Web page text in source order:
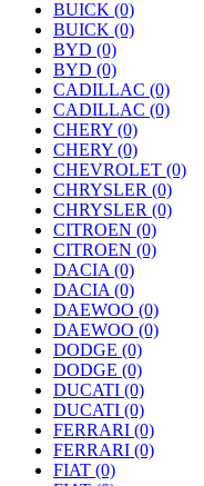
BUICK (0)
BUICK (0)
BYD (0)
BYD (0)
CADILLAC (0)
CADILLAC (0)
CHERY (0)
CHERY (0)
CHEVROLET (0)
CHRYSLER (0)
CHRYSLER (0)
CITROEN (0)
CITROEN (0)
DACIA (0)
DACIA (0)
DAEWOO (0)
DAEWOO (0)
DODGE (0)
DODGE (0)
DUCATI (0)
DUCATI (0)
FERRARI (0)
FERRARI (0)
FIAT (0)